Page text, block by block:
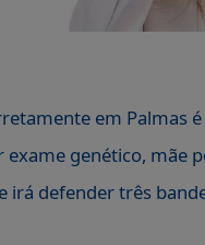
em Palmas
genético, mãe
irá defender três